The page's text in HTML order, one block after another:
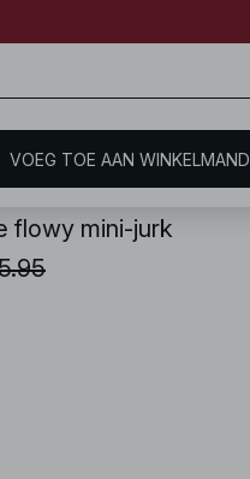
flowy mini-jurk
VOEG TOE AAN WINKELMAND